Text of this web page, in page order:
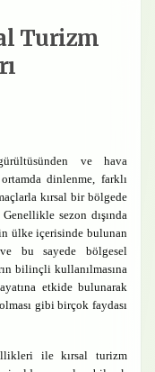
Turizm
ve hava
dinlenme, farklı
kırsal bir bölgede
sezon dışında
ülke içerisinde bulunan
ve bu sayede bölgesel
bilinçli kullanılmasına
etkide bulunarak
gibi birçok faydası
ile kırsal turizm